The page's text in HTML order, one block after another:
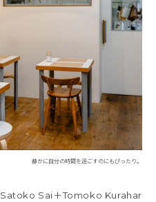
静かに自分の時間を過ごすのにもぴったり。
Satoko Sai＋Tomoko Kurahar